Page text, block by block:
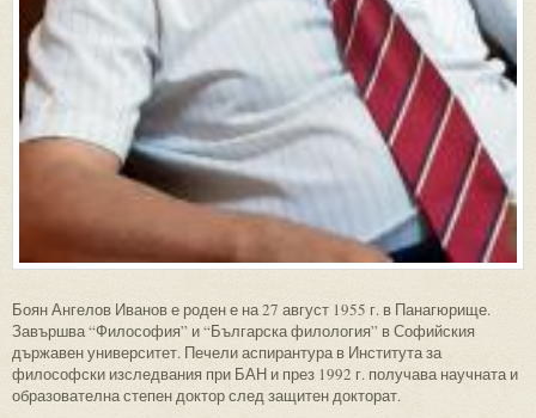
Боян Ангелов Иванов е роден е на 27 август 1955 г. в Панагюрище.
Завършва “Философия” и “Българска филология” в Софийския
държавен университет. Печели аспирантура в Института за
философски изследвания при БАН и през 1992 г. получава научната и
образователна степен доктор след защитен докторат.